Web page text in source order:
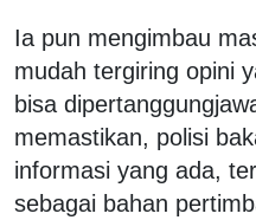
Ia pun mengimbau
mudah tergiring opini
bisa
memastikan, polisi
informasi yang ada,
sebagai bahan